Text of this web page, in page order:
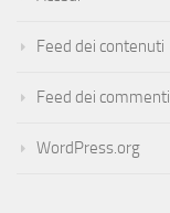
Feed dei contenuti
Feed dei commenti
WordPress.org